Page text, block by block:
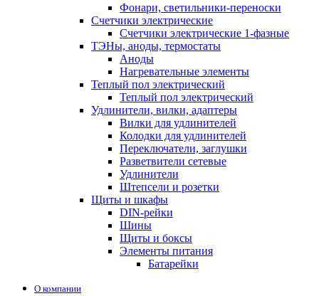
Фонари, светильники-переноски
Счетчики электрические
Счетчики электрические 1-фазные
ТЭНы, аноды, термостаты
Аноды
Нагревательные элементы
Теплый пол электрический
Теплый пол электрический
Удлинители, вилки, адаптеры
Вилки для удлинителей
Колодки для удлинителей
Переключатели, заглушки
Разветвители сетевые
Удлинители
Штепсели и розетки
Щиты и шкафы
DIN-рейки
Шины
Щиты и боксы
Элементы питания
Батарейки
О компании